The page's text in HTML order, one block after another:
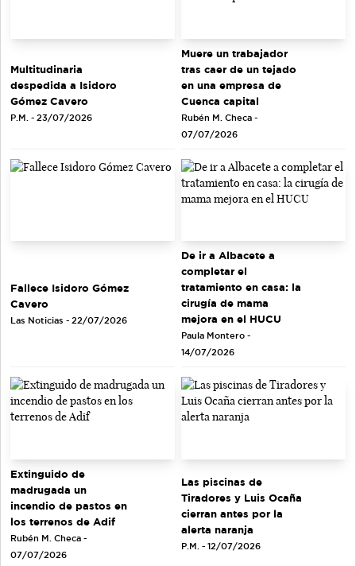
Multitudinaria
despedida a Isidoro
Gómez Cavero
P.M. - 23/07/2026
Muere un trabajador
tras caer de un tejado
en una empresa de
Cuenca capital
Rubén M. Checa -
07/07/2026
Fallece Isidoro Gómez
Cavero
Las Noticias - 22/07/2026
De ir a Albacete a
completar el
tratamiento en casa: la
cirugía de mama
mejora en el HUCU
Paula Montero -
14/07/2026
Extinguido de
madrugada un
incendio de pastos en
los terrenos de Adif
Rubén M. Checa -
07/07/2026
Las piscinas de
Tiradores y Luis Ocaña
cierran antes por la
alerta naranja
P.M. - 12/07/2026